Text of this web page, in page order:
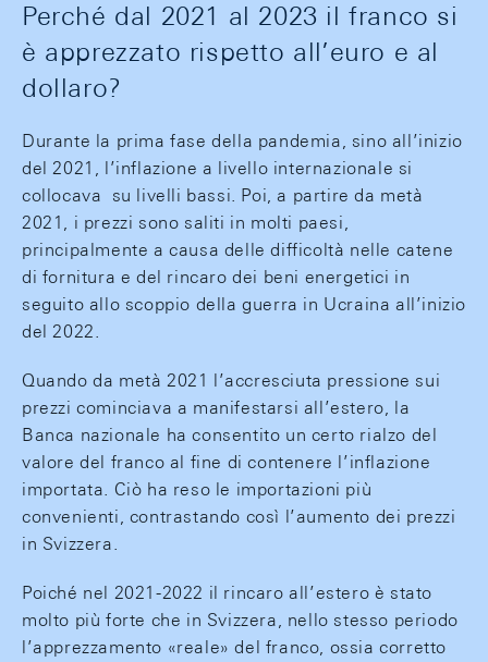
Perché dal 2021 al 2023 il franco si
è apprezzato rispetto all’euro e al
dollaro?
Durante la prima fase della pandemia, sino all’inizio
del 2021, l’inflazione a livello internazionale si
collocava su livelli bassi. Poi, a partire da metà
2021, i prezzi sono saliti in molti paesi,
principalmente a causa delle difficoltà nelle catene
di fornitura e del rincaro dei beni energetici in
seguito allo scoppio della guerra in Ucraina all’inizio
del 2022.
Quando da metà 2021 l’accresciuta pressione sui
prezzi cominciava a manifestarsi all’estero, la
Banca nazionale ha consentito un certo rialzo del
valore del franco al fine di contenere l’inflazione
importata. Ciò ha reso le importazioni più
convenienti, contrastando così l’aumento dei prezzi
in Svizzera.
Poiché nel 2021-2022 il rincaro all’estero è stato
molto più forte che in Svizzera, nello stesso periodo
l’apprezzamento «reale» del franco, ossia corretto